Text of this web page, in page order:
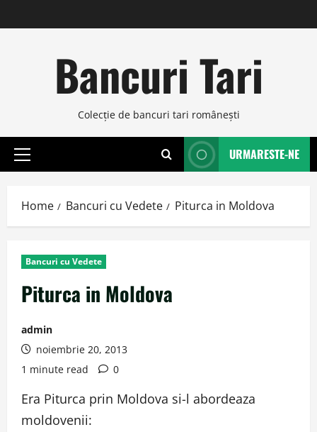
to
Bancuri Tari
Colecţie de bancuri tari româneşti
Primary
URMARESTE-NE
Home Bancuri cu Vedete Piturca in Moldova
Bancuri cu Vedete
Piturca in Moldova
admin
noiembrie 20, 2013
1 minute read
0
Era Piturca prin Moldova si-l abordeaza
moldovenii: